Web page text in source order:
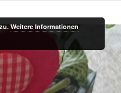
Weitere Informationen